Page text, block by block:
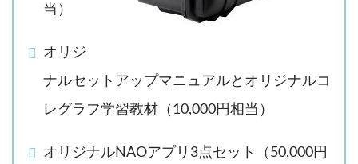
当）
オリジ
ナルセットアップマニュアルとオリジナルコ
レグラフ学習教材（10,000円相当）
オリジナルNAOアプリ3点セット（50,000円